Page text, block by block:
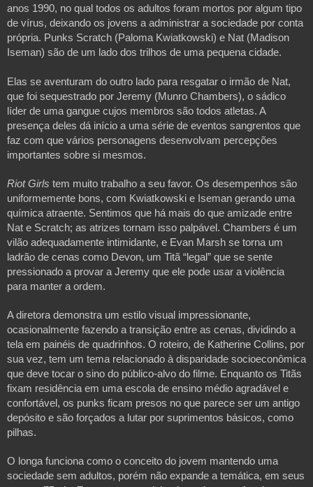
anos 1990, no qual todos os adultos foram mortos por algum tipo
de vírus, deixando os jovens a administrar a sociedade por conta
própria. Punks Scratch (Paloma Kwiatkowski) e Nat (Madison
Iseman) são de um lado dos trilhos de uma pequena cidade.
Elas se aventuram do outro lado para resgatar o irmão de Nat,
que foi sequestrado por Jeremy (Munro Chambers), o sádico
líder de uma gangue cujos membros são todos atletas. A
presença deles dá início a uma série de eventos sangrentos que
faz com que vários personagens desenvolvam percepções
importantes sobre si mesmos.
Riot Girls tem muito trabalho a seu favor. Os desempenhos são
uniformemente bons, com Kwiatkowski e Iseman gerando uma
química atraente. Sentimos que há mais do que amizade entre
Nat e Scratch; as atrizes tornam isso palpável. Chambers é um
vilão adequadamente intimidante, e Evan Marsh se torna um
ladrão de cenas como Devon, um Titã “legal” que se sente
pressionado a provar a Jeremy que ele pode usar a violência
para manter a ordem.
A diretora demonstra um estilo visual impressionante,
ocasionalmente fazendo a transição entre as cenas, dividindo a
tela em painéis de quadrinhos. O roteiro, de Katherine Collins, por
sua vez, tem um tema relacionado à disparidade socioeconômica
que deve tocar o sino do público-alvo do filme. Enquanto os Titãs
fixam residência em uma escola de ensino médio agradável e
confortável, os punks ficam presos no que parece ser um antigo
depósito e são forçados a lutar por suprimentos básicos, como
pilhas.
O longa funciona como o conceito do jovem mantendo uma
sociedade sem adultos, porém não expande a temática, em seus